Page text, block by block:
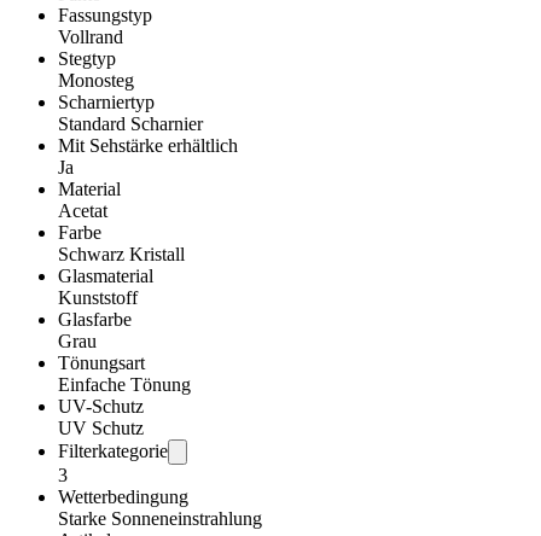
Fassungstyp
Vollrand
Stegtyp
Monosteg
Scharniertyp
Standard Scharnier
Mit Sehstärke erhältlich
Ja
Material
Acetat
Farbe
Schwarz Kristall
Glasmaterial
Kunststoff
Glasfarbe
Grau
Tönungsart
Einfache Tönung
UV-Schutz
UV Schutz
Filterkategorie
3
Wetterbedingung
Starke Sonneneinstrahlung